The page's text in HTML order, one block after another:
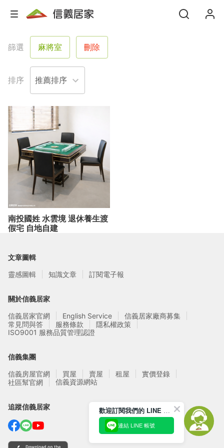
篩選 麻將室 刪除
排序
南投國姓 水雲境 退休養生渡
假宅 自地自建
文章圖輯
靈感圖輯
知識文章 訂閱電子報
關於信義居家
信義居家官網
English Service
信義居家廠商募集
常見問與答
服務條款
隱私權政策
ISO9001 服務品質管理認證
信義集團
信義房屋官網
買屋 賣屋 租屋
實價登錄
社區幫官網
信義資源網站
追蹤信義居家 歡迎訂閱我們的 LINE 官方帳號
連結 LINE 帳號